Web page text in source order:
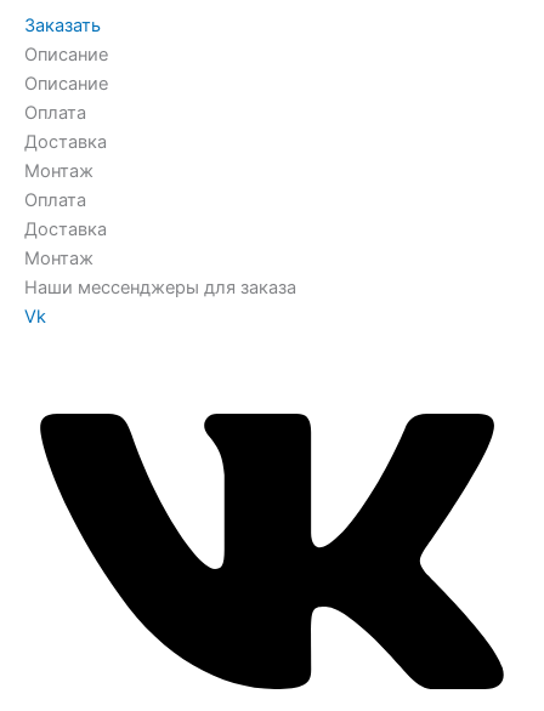
Заказать
Описание
Описание
Оплата
Доставка
Монтаж
Оплата
Доставка
Монтаж
Наши мессенджеры для заказа
Vk